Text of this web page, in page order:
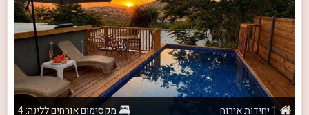
1 יחידות אירוח
מקסימום אורחים ללינה: 4